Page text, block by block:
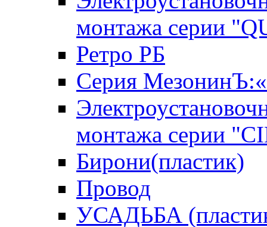
монтажа серии
Ретро РБ
Серия
монтажа серии
Бирони(пластик)
Провод
УСАДЬБА